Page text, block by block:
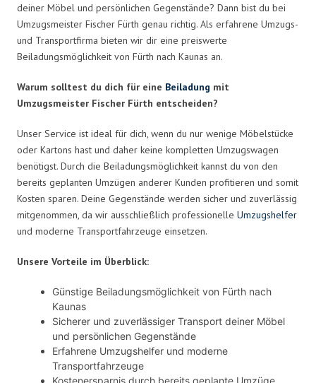
deiner Möbel und persönlichen Gegenstände? Dann bist du bei
Umzugsmeister Fischer Fürth genau richtig. Als erfahrene Umzugs-
und Transportfirma bieten wir dir eine preiswerte
Beiladungsmöglichkeit von Fürth nach Kaunas an.
Warum solltest du dich für eine Beiladung mit
Umzugsmeister Fischer Fürth entscheiden?
Unser Service ist ideal für dich, wenn du nur wenige Möbelstücke
oder Kartons hast und daher keine kompletten Umzugswagen
benötigst. Durch die Beiladungsmöglichkeit kannst du von den
bereits geplanten Umzügen anderer Kunden profitieren und somit
Kosten sparen. Deine Gegenstände werden sicher und zuverlässig
mitgenommen, da wir ausschließlich professionelle Umzugshelfer
und moderne Transportfahrzeuge einsetzen.
Unsere Vorteile im Überblick:
Günstige Beiladungsmöglichkeit von Fürth nach
Kaunas
Sicherer und zuverlässiger Transport deiner Möbel
und persönlichen Gegenstände
Erfahrene Umzugshelfer und moderne
Transportfahrzeuge
Kostenersparnis durch bereits geplante Umzüge